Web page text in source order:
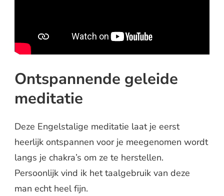
Ontspannende geleide
meditatie
Deze Engelstalige meditatie laat je eerst
heerlijk ontspannen voor je meegenomen wordt
langs je chakra’s om ze te herstellen.
Persoonlijk vind ik het taalgebruik van deze
man echt heel fijn.